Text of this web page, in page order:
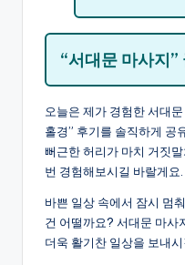
“서대문 마사지
오늘은 제가 경험한 서대
홀경” 후기를 솔직하게 공
뻐근한 허리가 마치 거짓
번 경험해보시길 바랄게요.
바쁜 일상 속에서 잠시 멈
건 어떨까요? 서대문 마사
더욱 활기찬 일상을 보내